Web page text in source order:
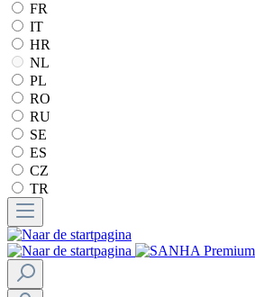
FR
IT
HR
NL
PL
RO
RU
SE
ES
CZ
TR